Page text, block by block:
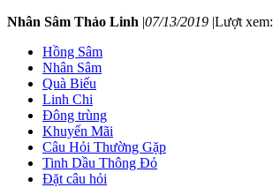
Nhân Sâm Thảo Linh |07/13/2019 |Lượt xem:
Hồng Sâm
Nhân Sâm
Quà Biếu
Linh Chi
Đông trùng
Khuyến Mãi
Câu Hỏi Thường Gặp
Tinh Dầu Thông Đỏ
Đặt câu hỏi